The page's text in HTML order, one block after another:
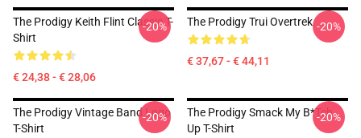
The Prodigy Keith Flint Classic T-
Shirt
€ 24,38 - € 28,06
-20% The Prodigy Trui Overtrek
€ 37,67 - € 44,11
-20%
The Prodigy Vintage Band Logo
T-Shirt
-20%
The Prodigy Smack My B*tch
Up T-Shirt
-20%